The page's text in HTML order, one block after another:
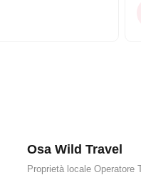
Osa Wild Travel
Proprietà locale Operatore